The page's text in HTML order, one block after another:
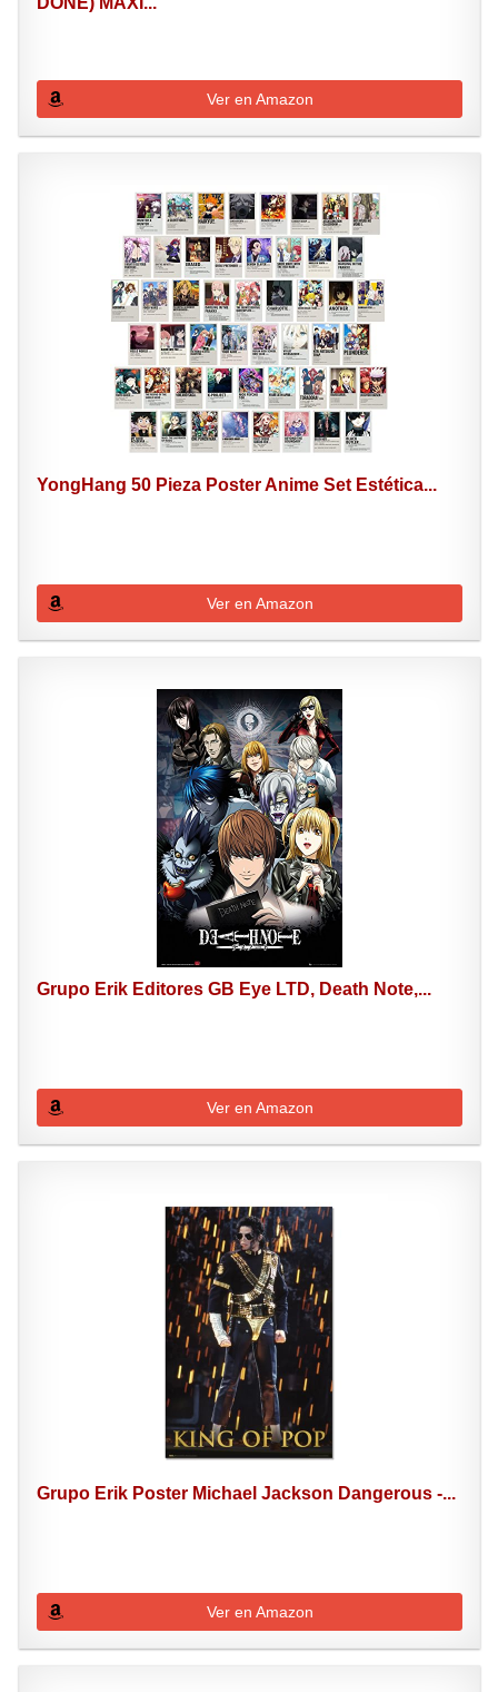
Ver en Amazon
YongHang 50 Pieza Poster Anime Set Estética...
Ver en Amazon
Grupo Erik Editores GB Eye LTD, Death Note,...
Ver en Amazon
Grupo Erik Poster Michael Jackson Dangerous -...
Ver en Amazon